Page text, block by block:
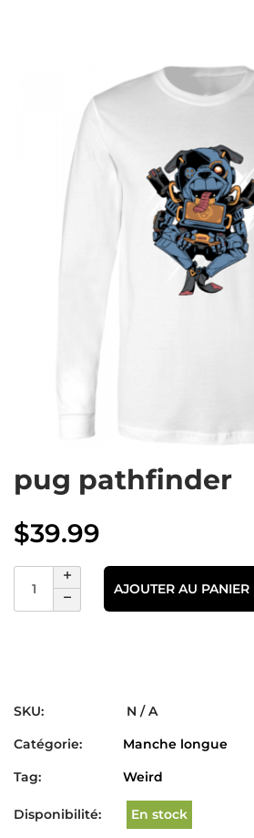
pug pathfinder
$39.99
AJOUTER AU PANIER
SKU:
N / A
Catégorie:
Manche longue
Tag:
Weird
Disponibilité: En stock